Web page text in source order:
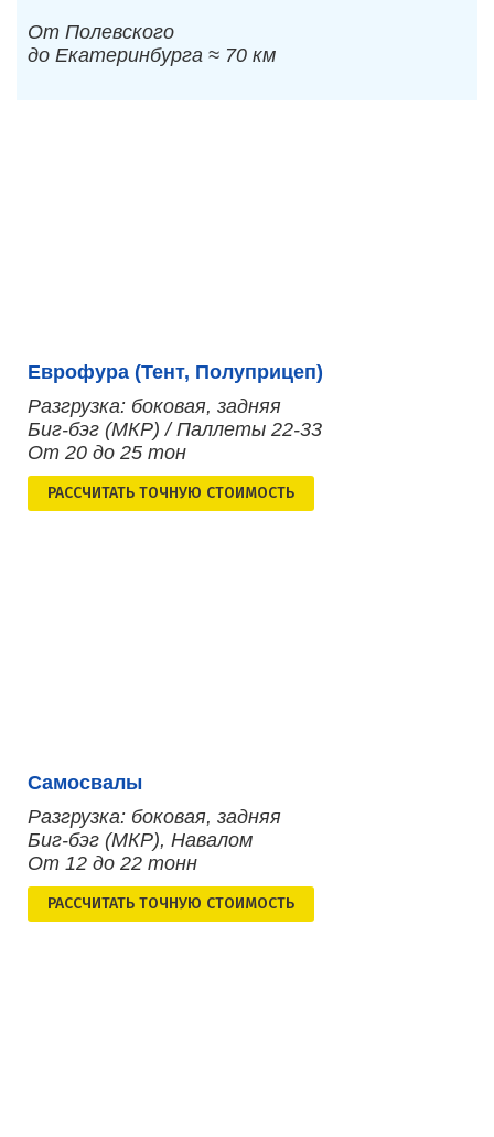
От Полевского
до Екатеринбурга ≈ 70 км
Еврофура (Тент, Полуприцеп)
Разгрузка: боковая, задняя
Биг-бэг (МКР) / Паллеты 22-33
От 20 до 25 тон
РАСCЧИТАТЬ ТОЧНУЮ СТОИМОСТЬ
Самосвалы
Разгрузка: боковая, задняя
Биг-бэг (МКР), Навалом
От 12 до 22 тонн
РАСCЧИТАТЬ ТОЧНУЮ СТОИМОСТЬ